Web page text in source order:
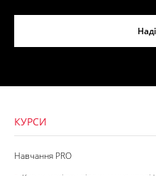
КУРСИ
Навчання PRO